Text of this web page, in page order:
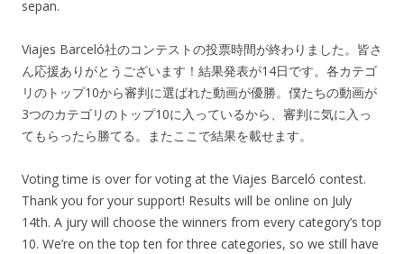
sepan.
Viajes Barceló社のコンテストの投票時間が終わりました。皆さ
ん応援ありがとうございます！結果発表が14日です。各カテゴ
リのトップ10から審判に選ばれた動画が優勝。僕たちの動画が
3つのカテゴリのトップ10に入っているから、審判に気に入っ
てもらったら勝てる。またここで結果を載せます。
Voting time is over for voting at the Viajes Barceló contest.
Thank you for your support! Results will be online on July
14th. A jury will choose the winners from every category’s top
10. We’re on the top ten for three categories, so we still have